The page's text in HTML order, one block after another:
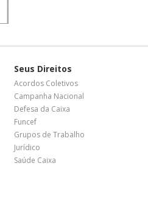
Seus Direitos
Acordos Coletivos
Campanha Nacional
Defesa da Caixa
Funcef
Grupos de Trabalho
Jurídico
Saúde Caixa